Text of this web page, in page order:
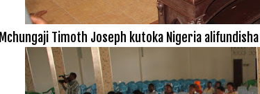
Mchungaji Timoth Joseph kutoka Nigeria